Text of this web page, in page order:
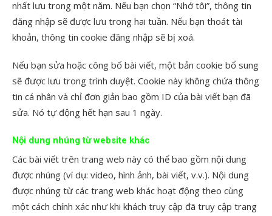
nhất lưu trong một năm. Nếu bạn chọn “Nhớ tôi”, thông tin
đăng nhập sẽ được lưu trong hai tuần. Nếu bạn thoát tài
khoản, thông tin cookie đăng nhập sẽ bị xoá.
Nếu bạn sửa hoặc công bố bài viết, một bản cookie bổ sung
sẽ được lưu trong trình duyệt. Cookie này không chứa thông
tin cá nhân và chỉ đơn giản bao gồm ID của bài viết bạn đã
sửa. Nó tự động hết hạn sau 1 ngày.
Nội dung nhúng từ website khác
Các bài viết trên trang web này có thể bao gồm nội dung
được nhúng (ví dụ: video, hình ảnh, bài viết, v.v.). Nội dung
được nhúng từ các trang web khác hoạt động theo cùng
một cách chính xác như khi khách truy cập đã truy cập trang